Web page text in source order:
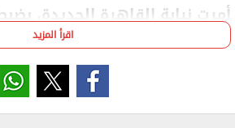
متهمين جدد في واقعة مشاجرة
وآخرين مع مالك معرض سيارات
بسبب خلافات مالية على بيع
اقرأ المزيد